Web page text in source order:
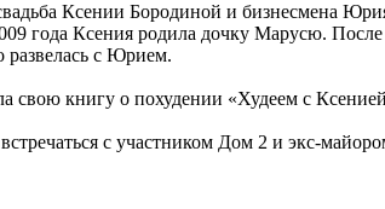
свадьба Ксении Бородиной и бизнесмена
года Ксения родила дочку Марусю.
развелась с Юрием.
свою книгу о похудении «Худеем с
встречаться с участником Дом 2 и экс-